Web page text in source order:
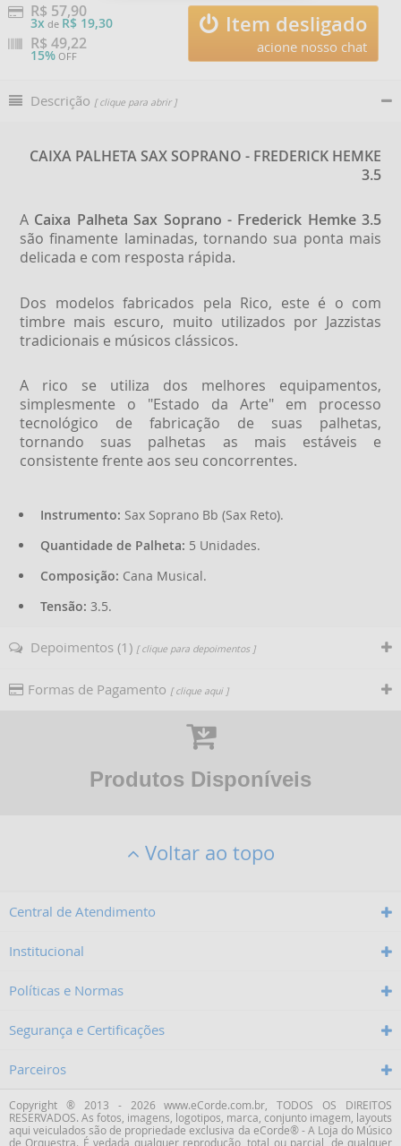
R$ 57,90
3x de R$ 19,30
R$ 49,22
15% OFF
Item desligado
acione nosso chat
Descrição [ clique para abrir ]
CAIXA PALHETA SAX SOPRANO - FREDERICK HEMKE
3.5
A Caixa Palheta Sax Soprano - Frederick Hemke 3.5
são finamente laminadas, tornando sua ponta mais
delicada e com resposta rápida.
Dos modelos fabricados pela Rico, este é o com
timbre mais escuro, muito utilizados por Jazzistas
tradicionais e músicos clássicos.
A rico se utiliza dos melhores equipamentos,
simplesmente o "Estado da Arte" em processo
tecnológico de fabricação de suas palhetas,
tornando suas palhetas as mais estáveis e
consistente frente aos seu concorrentes.
Instrumento: Sax Soprano Bb (Sax Reto).
Quantidade de Palheta: 5 Unidades.
Composição: Cana Musical.
Tensão: 3.5.
Depoimentos (1) [ clique para depoimentos ]
Formas de Pagamento [ clique aqui ]
Produtos Disponíveis
Voltar ao topo
Central de Atendimento
Institucional
Políticas e Normas
Segurança e Certificações
Parceiros
Copyright ® 2013 - 2026 www.eCorde.com.br, TODOS OS DIREITOS
RESERVADOS. As fotos, imagens, logotipos, marca, conjunto imagem, layouts
aqui veiculados são de propriedade exclusiva da eCorde® - A Loja do Músico
de Orquestra. É vedada qualquer reprodução, total ou parcial, de qualquer